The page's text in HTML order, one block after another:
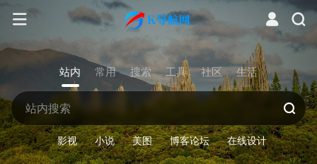
站内 常用 搜索 工具 社区 生活
影视 小说 美图 博客论坛 在线设计